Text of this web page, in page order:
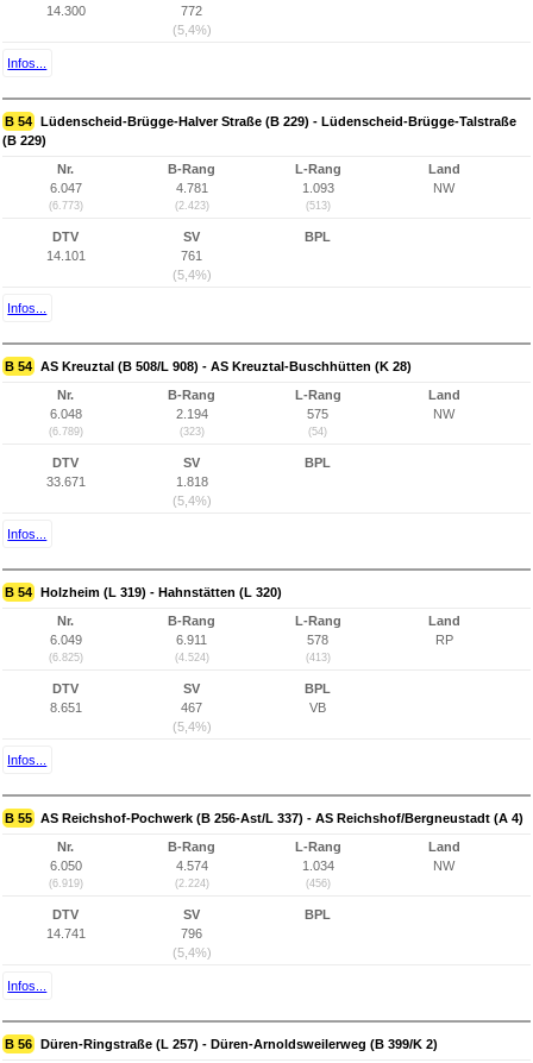
14.300
772
(5,4%)
Infos...
B 54 Lüdenscheid-Brügge-Halver Straße (B 229) - Lüdenscheid-Brügge-Talstraße
(B 229)
Nr.
6.047
(6.773)
B-Rang
4.781
(2.423)
L-Rang
1.093
(513)
Land
NW
DTV
14.101
SV
761
(5,4%)
BPL
Infos...
B 54 AS Kreuztal (B 508/L 908) - AS Kreuztal-Buschhütten (K 28)
Nr.
6.048
(6.789)
B-Rang
2.194
(323)
L-Rang
575
(54)
Land
NW
DTV
33.671
SV
1.818
(5,4%)
BPL
Infos...
B 54 Holzheim (L 319) - Hahnstätten (L 320)
Nr.
6.049
(6.825)
B-Rang
6.911
(4.524)
L-Rang
578
(413)
Land
RP
DTV
8.651
SV
467
(5,4%)
BPL
VB
Infos...
B 55 AS Reichshof-Pochwerk (B 256-Ast/L 337) - AS Reichshof/Bergneustadt (A 4)
Nr.
6.050
(6.919)
B-Rang
4.574
(2.224)
L-Rang
1.034
(456)
Land
NW
DTV
14.741
SV
796
(5,4%)
BPL
Infos...
B 56 Düren-Ringstraße (L 257) - Düren-Arnoldsweilerweg (B 399/K 2)